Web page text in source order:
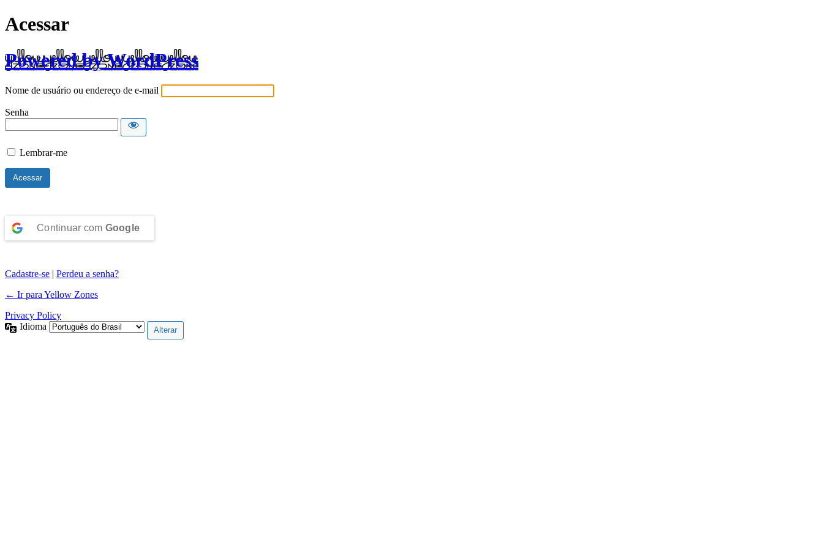
Acessar
Powered by WordPress
Nome de usuário ou endereço de e-mail
Senha
Lembrar-me
Continuar com Google
Cadastre-se | Perdeu a senha?
← Ir para Yellow Zones
Privacy Policy
Idioma